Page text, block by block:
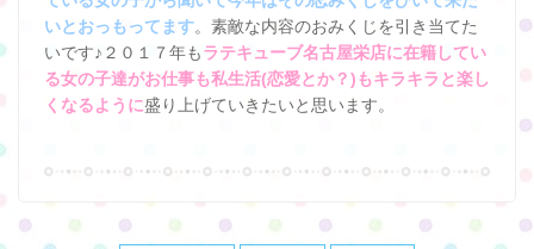
いとおっもってます。素敵な内容のおみくじを引き当てた
いです♪２０１７年もラテキューブ名古屋栄店に在籍してい
る女の子達がお仕事も私生活(恋愛とか？)もキラキラと楽し
くなるように盛り上げていきたいと思います。